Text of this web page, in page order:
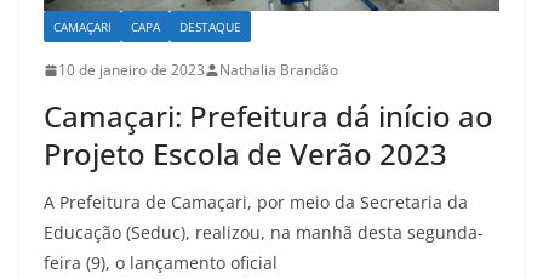
CAMAÇARI CAPA DESTAQUE
10 de janeiro de 2023 Nathalia Brandão
Camaçari: Prefeitura dá início ao
Projeto Escola de Verão 2023
A Prefeitura de Camaçari, por meio da Secretaria da
Educação (Seduc), realizou, na manhã desta segunda-
feira (9), o lançamento oficial